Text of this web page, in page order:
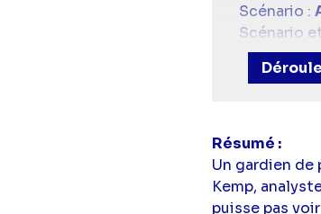
Scénario :
Scénario
Avec :
Teeger)
Résumé
Un gardien de
Kemp,
puisse pas